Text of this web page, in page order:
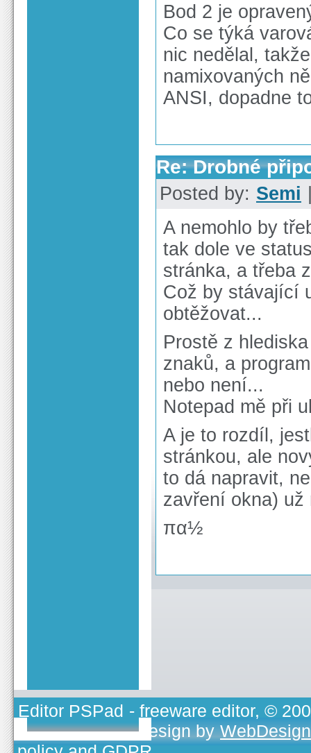
Bod 2 je
Co se týká
nic nedělal,
namixovaných
ANSI, dopadne
Re: Drobné
Posted by: Semi
A nemohlo by
tak dole ve
stránka, a třeba
Což by stávající
obtěžovat...
Prostě z
znaků, a
nebo není...
Notepad mě při
A je to rozdíl,
stránkou, ale
to dá napravit,
zavření okna) už
πα½
Editor PSPad - freeware editor, ©
TOJEONO.CZ, design by